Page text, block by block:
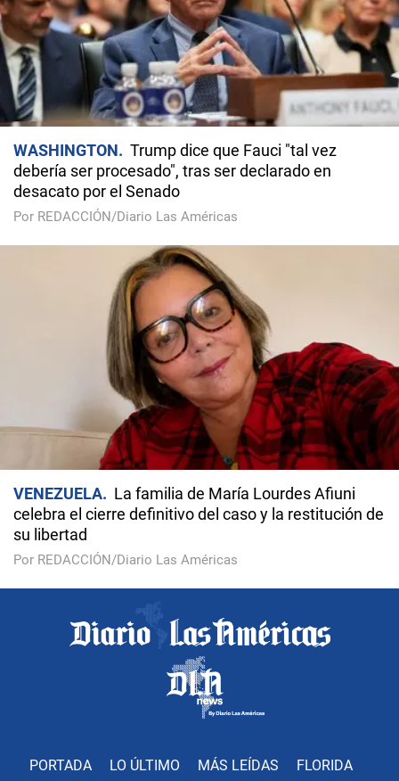
WASHINGTON
Trump dice que Fauci "tal vez
debería ser procesado", tras ser declarado en
desacato por el Senado
Por REDACCIÓN/Diario Las Américas
VENEZUELA
La familia de María Lourdes Afiuni
celebra el cierre definitivo del caso y la restitución de
su libertad
Por REDACCIÓN/Diario Las Américas
PORTADA LO ÚLTIMO MÁS LEÍDAS FLORIDA